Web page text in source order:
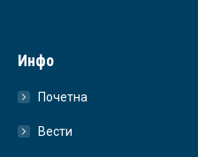
Инфо
Почетна
Вести